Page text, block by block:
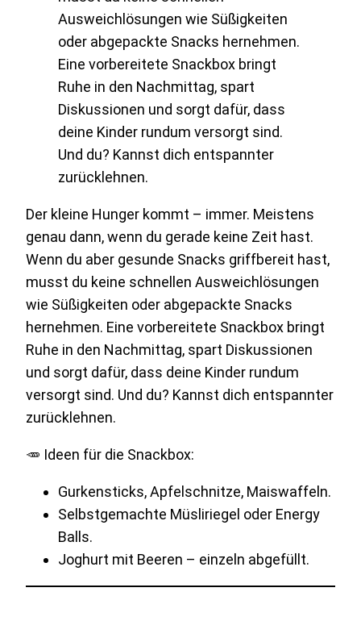
Der kleine Hunger kommt – immer. Meistens
genau dann, wenn du gerade keine Zeit hast.
Wenn du aber gesunde Snacks griffbereit hast,
musst du keine schnellen Ausweichlösungen
wie Süßigkeiten oder abgepackte Snacks
hernehmen. Eine vorbereitete Snackbox bringt
Ruhe in den Nachmittag, spart Diskussionen
und sorgt dafür, dass deine Kinder rundum
versorgt sind. Und du? Kannst dich entspannter
zurücklehnen.
🥕 Ideen für die Snackbox:
Gurkensticks, Apfelschnitze, Maiswaffeln.
Selbstgemachte Müsliriegel oder Energy
Balls.
Joghurt mit Beeren – einzeln abgefüllt.